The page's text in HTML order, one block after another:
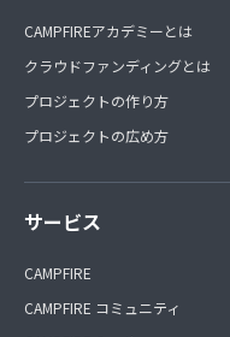
CAMPFIREアカデミーとは
クラウドファンディングとは
プロジェクトの作り方
プロジェクトの広め方
サービス
CAMPFIRE
CAMPFIRE コミュニティ